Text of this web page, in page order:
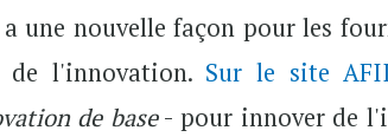
une nouvelle façon pour les
de l'innovation. Sur le site
de base- pour innover de